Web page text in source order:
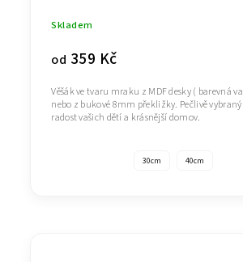
Skladem
od 359 Kč
Věšák ve tvaru mraku z MDF desky ( barevná
nebo z bukové 8mm překližky. Pečlivě
radost vašich dětí a krásnější domov.
30cm 40cm